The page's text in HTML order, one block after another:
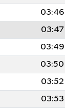
03:46
03:47
03:49
03:50
03:52
03:53